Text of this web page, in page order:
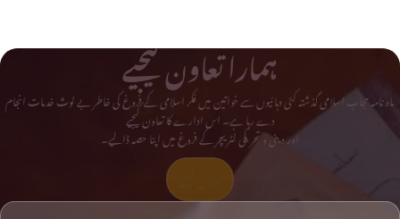
ہمارا تعاون کیجیے
ماہ نامہ حجاب اسلامی گذشتہ کئی دہائیوں سے خواتین میں فکر اسلامی کے فروغ کی خاطر بے لوث خدمات انجام
دے رہا ہے۔ اس ادارے کا تعاون کیجیے
اور دینی و تحریکی لٹریچر کے فروغ میں اپنا حصہ ڈالیے۔